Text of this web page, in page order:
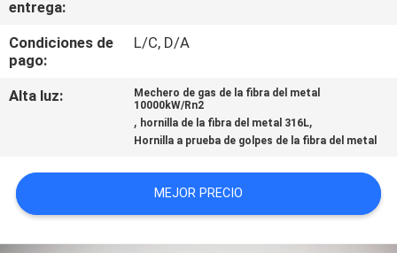
LA
FÁBRICA
DE
CALIDAD
entrega:
Condiciones de
pago:
L/C, D/A
Alta luz:
Mechero de gas de la fibra del metal
10000kW/Rn2
, hornilla de la fibra del metal 316L,
Hornilla a prueba de golpes de la fibra del metal
MEJOR PRECIO